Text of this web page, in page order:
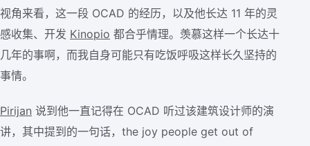
视角来看，这一段 OCAD 的经历，以及他长达 11 年的灵
感收集、开发 Kinopio 都合乎情理。羡慕这样一个长达十
几年的事啊，而我自身可能只有吃饭呼吸这样长久坚持的
事情。
Pirijan 说到他一直记得在 OCAD 听过该建筑设计师的演
讲，其中提到的一句话，the joy people get out of